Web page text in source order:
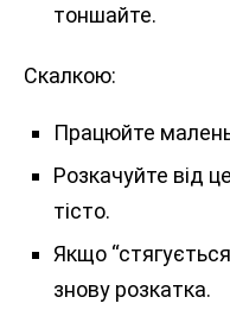
тоншайте.
Скалкою:
Працюйте
Розкачуйте від
тісто.
Якщо
знову розкатка.